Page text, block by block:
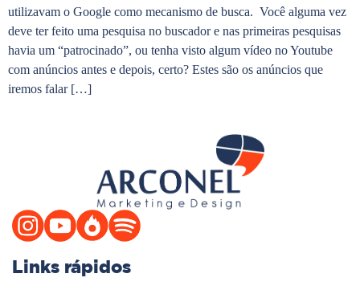
utilizavam o Google como mecanismo de busca. Você alguma vez
deve ter feito uma pesquisa no buscador e nas primeiras pesquisas
havia um “patrocinado”, ou tenha visto algum vídeo no Youtube
com anúncios antes e depois, certo? Estes são os anúncios que
iremos falar […]
Links rápidos